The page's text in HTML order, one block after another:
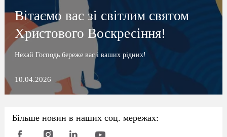
Вітаємо вас зі світлим святом
Христового Воскресіння!
Нехай Господь береже вас і ваших рідних!
10.04.2026
Більше новин в наших соц. мережах: